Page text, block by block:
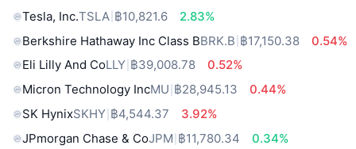
Tesla, Inc.TSLA ฿10,821.6
2.83%
Berkshire Hathaway Inc Class BBRK.B ฿17,150.38
0.54%
Eli Lilly And CoLLY ฿39,008.78
0.52%
Micron Technology IncMU ฿28,945.13
0.44%
SK HynixSKHY ฿4,544.37
3.92%
JPmorgan Chase & CoJPM ฿11,780.34
0.34%